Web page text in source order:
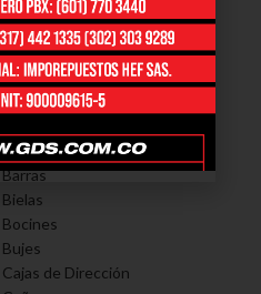
PORTAFOLÍO
Axiales
Barras
Bielas
Bocines
Bujes
Cajas de Dirección